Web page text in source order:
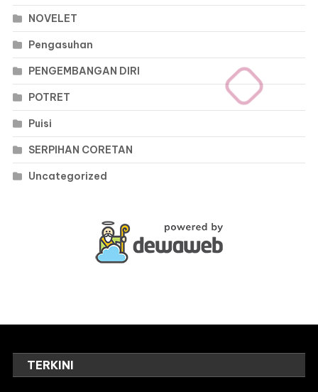
NOVELET
Pengasuhan
PENGEMBANGAN DIRI
POTRET
Puisi
SERPIHAN CORETAN
Uncategorized
TERKINI